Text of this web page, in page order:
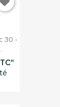
30 -